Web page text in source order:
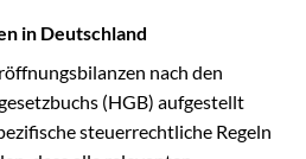
in Deutschland
nach den
(HGB) aufgestellt
steuerrechtliche Regeln